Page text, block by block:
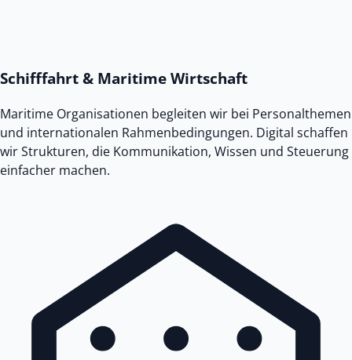
Schifffahrt & Maritime Wirtschaft
Maritime Organisationen begleiten wir bei Personalthemen
und internationalen Rahmenbedingungen. Digital schaffen
wir Strukturen, die Kommunikation, Wissen und Steuerung
einfacher machen.